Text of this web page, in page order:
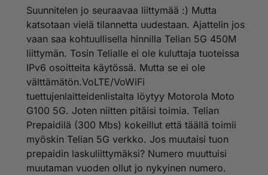
Globetelin liittymällä pääse 5G verkkoon eikä toimi
VoLTE ja VoWiFi? Tosin olen kiinni tässä DNA:n 5G:ssä
vuoden (sain jonkin verras alennusta listahinnasta).
Katotaan taas joskus! Vielä tuo 60 Gt/kk:ssa on
myöskin mulle liian vähän...
Suunnitelen jo seuraavaa liittymää :) Mutta
katsotaan vielä tilannetta uudestaan. Ajattelin jos
vaan saa kohtuullisella hinnilla Telian 5G 450M
liittymän. Tosin Telialle ei ole kuluttaja tuoteissa
IPv6 osoitteita käytössä. Mutta se ei ole
välttämätön.VoLTE/VoWiFi
tuettujenlaitteidenlistalta löytyy Motorola Moto
G100 5G. Joten niitten pitäisi toimia. Telian
Prepaidilä (300 Mbs) kokeillut että täällä toimii
myöskin Telian 5G verkko. Jos muutaisi tuon
prepaidin laskuliittymäksi? Numero muuttuisi
muutaman vuoden ollut jo nykyinen numero.